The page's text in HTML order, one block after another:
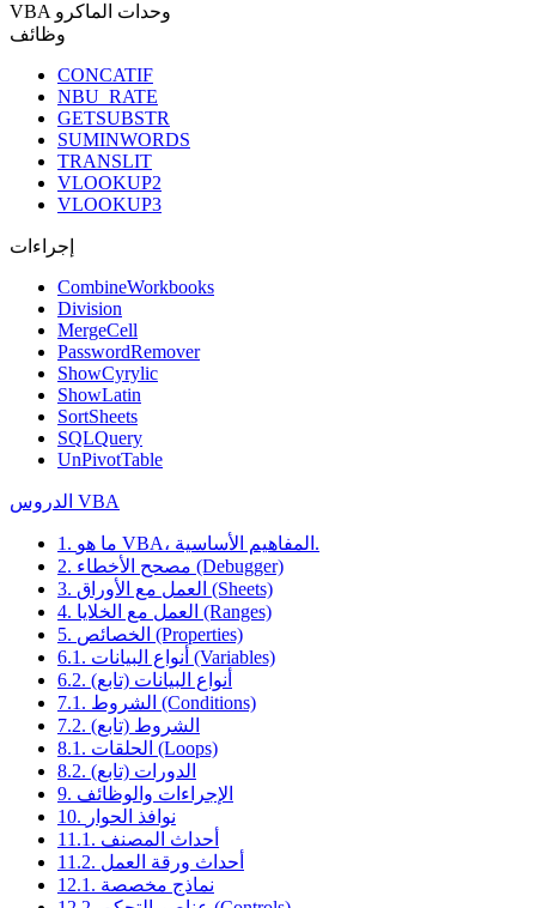
VBA وحدات الماكرو
وظائف
CONCATIF
NBU_RATE
GETSUBSTR
SUMINWORDS
TRANSLIT
VLOOKUP2
VLOOKUP3
إجراءات
CombineWorkbooks
Division
MergeCell
PasswordRemover
ShowCyrylic
ShowLatin
SortSheets
SQLQuery
UnPivotTable
الدروس VBA
1. ما هو VBA، المفاهيم الأساسية.
2. مصحح الأخطاء (Debugger)
3. العمل مع الأوراق (Sheets)
4. العمل مع الخلايا (Ranges)
5. الخصائص (Properties)
6.1. أنواع البيانات (Variables)
6.2. أنواع البيانات (تابع)
7.1. الشروط (Conditions)
7.2. الشروط (تابع)
8.1. الحلقات (Loops)
8.2. الدورات (تابع)
9. الإجراءات والوظائف
10. نوافذ الحوار
11.1. أحداث المصنف
11.2. أحداث ورقة العمل
12.1. نماذج مخصصة